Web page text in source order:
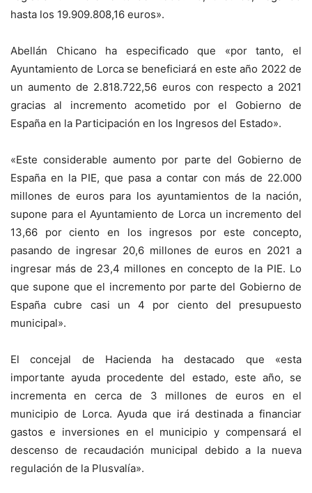
hasta los 19.909.808,16 euros».
Abellán Chicano ha especificado que «por tanto, el
Ayuntamiento de Lorca se beneficiará en este año 2022 de
un aumento de 2.818.722,56 euros con respecto a 2021
gracias al incremento acometido por el Gobierno de
España en la Participación en los Ingresos del Estado».
«Este considerable aumento por parte del Gobierno de
España en la PIE, que pasa a contar con más de 22.000
millones de euros para los ayuntamientos de la nación,
supone para el Ayuntamiento de Lorca un incremento del
13,66 por ciento en los ingresos por este concepto,
pasando de ingresar 20,6 millones de euros en 2021 a
ingresar más de 23,4 millones en concepto de la PIE. Lo
que supone que el incremento por parte del Gobierno de
España cubre casi un 4 por ciento del presupuesto
municipal».
El concejal de Hacienda ha destacado que «esta
importante ayuda procedente del estado, este año, se
incrementa en cerca de 3 millones de euros en el
municipio de Lorca. Ayuda que irá destinada a financiar
gastos e inversiones en el municipio y compensará el
descenso de recaudación municipal debido a la nueva
regulación de la Plusvalía».